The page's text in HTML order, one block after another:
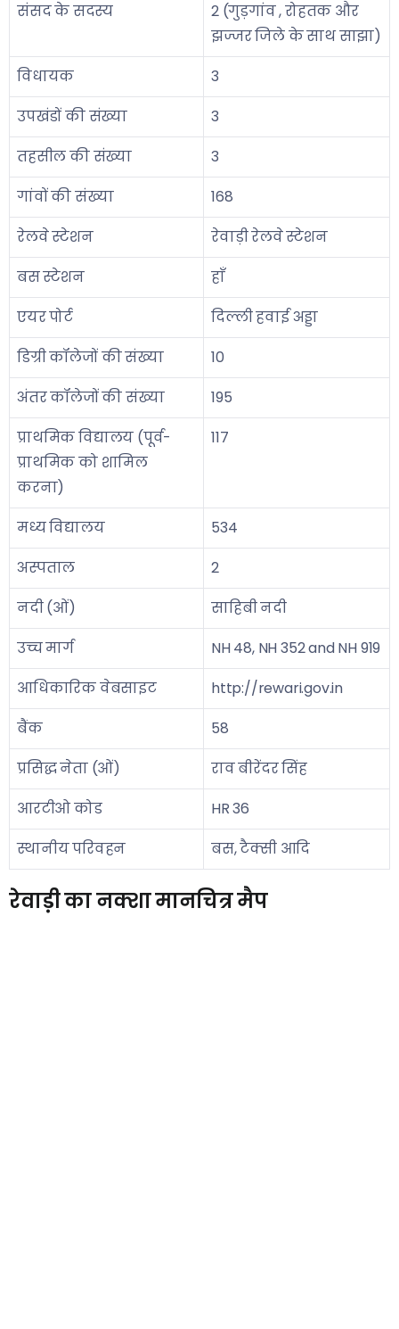
संसद के सदस्य
2 (गुड़गांव , रोहतक और
झज्जर जिले के साथ साझा)
विधायक
3
उपखंडों की संख्या
3
तहसील की संख्या
3
गांवों की संख्या
168
रेलवे स्टेशन
रेवाड़ी रेलवे स्टेशन
बस स्टेशन
हाँ
एयर पोर्ट
दिल्ली हवाई अड्डा
डिग्री कॉलेजों की संख्या
10
अंतर कॉलेजों की संख्या
195
प्राथमिक विद्यालय (पूर्व-
प्राथमिक को शामिल
करना)
117
मध्य विद्यालय
534
अस्पताल
2
नदी (ओं)
साहिबी नदी
उच्च मार्ग
NH 48, NH 352 and NH 919
आधिकारिक वेबसाइट
http://rewari.gov.in
बैंक
58
प्रसिद्ध नेता (ओं)
राव बीरेंदर सिंह
आरटीओ कोड
HR 36
स्थानीय परिवहन
बस, टैक्सी आदि
रेवाड़ी का नक्शा मानचित्र मैप